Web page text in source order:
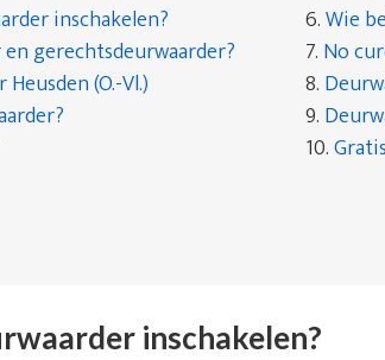
inschakelen?
gerechtsdeurwaarder?
(O.-Vl.)
6.Wie
7. No
8.
9.
10.
inschakelen?